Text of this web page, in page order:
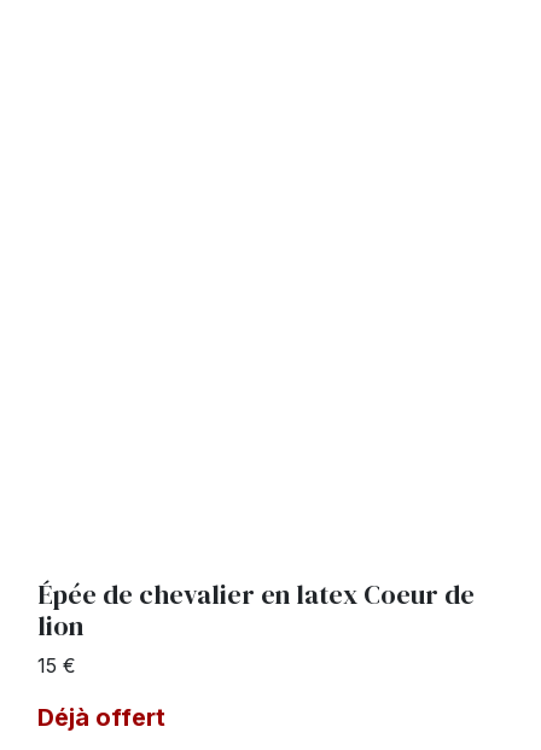
Épée de chevalier en latex Coeur de
lion
15 €
Déjà offert